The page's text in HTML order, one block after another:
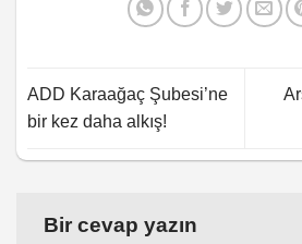
ADD Karaağaç Şubesi’ne
bir kez daha alkış!
Bir cevap yazın